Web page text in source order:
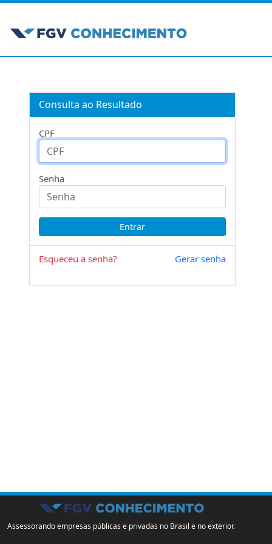
Consulta ao Resultado
CPF
Senha
Esqueceu a senha? Gerar senha
Assessorando empresas públicas e privadas no Brasil e no exterior.